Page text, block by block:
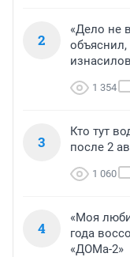
2
«Дело не
объяснил,
1 354
3
Кто тут
после 2
1 060
4
«Моя
года
«ДОМа-2»